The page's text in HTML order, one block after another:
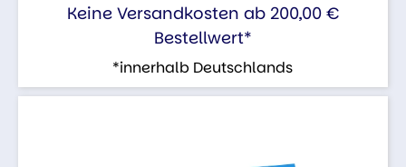
Keine Versandkosten ab 200,00 €
Bestellwert*
*innerhalb Deutschlands